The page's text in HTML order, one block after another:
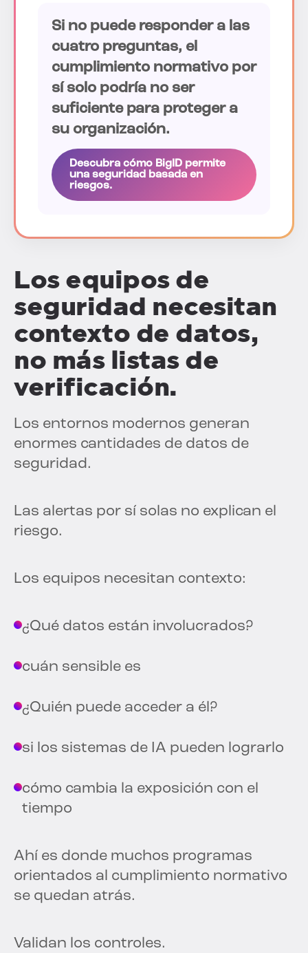
Si no puede responder a las
cuatro preguntas, el
cumplimiento normativo por
sí solo podría no ser
suficiente para proteger a
su organización.
Descubra cómo BigID permite
una seguridad basada en
riesgos.
Los equipos de
seguridad necesitan
contexto de datos,
no más listas de
verificación.
Los entornos modernos generan
enormes cantidades de datos de
seguridad.
Las alertas por sí solas no explican el
riesgo.
Los equipos necesitan contexto:
¿Qué datos están involucrados?
cuán sensible es
¿Quién puede acceder a él?
si los sistemas de IA pueden lograrlo
cómo cambia la exposición con el
tiempo
Ahí es donde muchos programas
orientados al cumplimiento normativo
se quedan atrás.
Validan los controles.